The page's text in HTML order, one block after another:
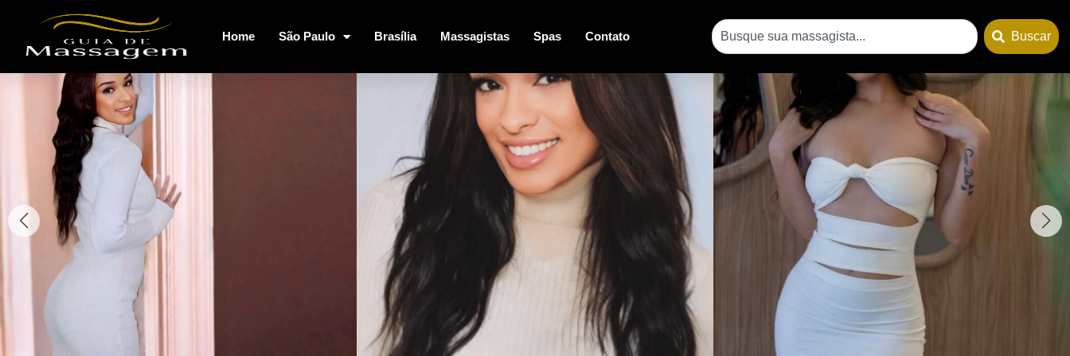
Home São Paulo Brasília Massagistas Spas Contato Buscar